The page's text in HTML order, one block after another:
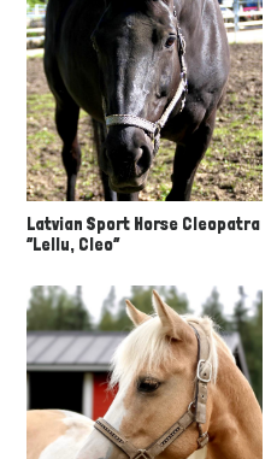
Latvian Sport Horse Cleopatra
”Lellu, Cleo”